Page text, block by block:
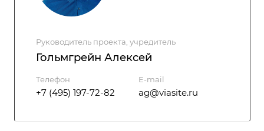
Руководитель проекта, учредитель
Гольмгрейн Алексей
Телефон
+7 (495) 197-72-82
E-mail
ag@viasite.ru